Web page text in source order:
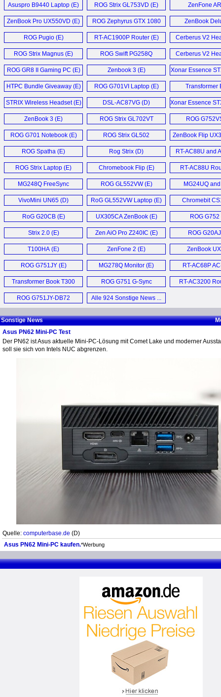
Asuspro B9440 Laptop (E) ROG Strix GL753VD (E) ZenFone
ZenBook Pro UX550VD (E)
ROG Zephyrus GTX 1080
Laptop (E)
ZenBook
Ultrabook
ROG Pugio (E)
RT-AC1900P Router (E) Cerberus V2
ROG Strix Magnus (E)
ROG Swift PG258Q
Monitor (D)
Cerberus V2
ROG GR8 II Gaming PC (E) Zenbook 3 (E) Xonar Essence
HTPC Bundle Giveaway (E) ROG G701VI Laptop (E)
Transformer
T101HA
STRIX Wireless Headset (E)
DSL-AC87VG (D) Xonar Essence
ZenBook 3 (E)
ROG Strix GL702VT
Notebook (E)
ROG
ROG G701 Notebook (E)
ROG Strix GL502
Notebook (E)
ZenBook Flip
ROG Spatha (E) Rog Strix (D)
RT-AC88U and
AC68U
ROG Strix Laptop (E)
Chromebook Flip (E) RT-AC88U
MG248Q FreeSync
Monitor (E)
ROG GL552VW (E)
MG24UQ
MG28UQ
VivoMini UN65 (D)
RoG GL552VW Laptop (E) Chromebit
RoG G20CB (E) UX305CA ZenBook (E) ROG G752
Strix 2.0 (E) Zen AiO Pro Z240IC (E) ROG
T100HA (E) ZenFone 2 (E)
ZenBook
Ultrabook
ROG G751JY (E)
MG278Q Monitor (E)
RT-AC68P
Router
Transformer Book T300
Chi (E)
ROG G751 G-Sync
Laptop (E)
RT-AC3200
ROG G751JY-DB72
Notebook (E)
Alle 924 Sonstige News ...
Sonstige News
Asus PN62 Mini-PC Test
Der PN62 ist Asus aktuelle Mini-PC-Lösung mit Comet Lake und moderner
soll sie sich von Intels NUC abgrenzen.
Quelle: computerbase.de (D)
Asus PN62 Mini-PC kaufen.*Werbung